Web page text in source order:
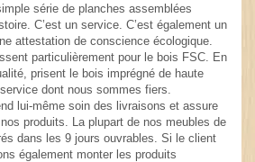
série de planches assemblées
C’est un service. C’est également un
attestation de conscience écologique.
particulièrement pour le bois FSC. En
prisent le bois imprégné de haute
dont nous sommes fiers.
lui-même soin des livraisons et assure
nos produits. La plupart de nos meubles de
dans les 9 jours ouvrables. Si le client
également monter les produits